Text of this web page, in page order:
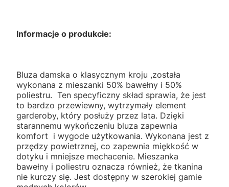
Informacje o produkcie:
Bluza damska o klasycznym kroju ,została
wykonana z mieszanki 50% bawełny i 50%
poliestru. Ten specyficzny skład sprawia, że jest
to bardzo przewiewny, wytrzymały element
garderoby, który posłuży przez lata. Dzięki
starannemu wykończeniu bluza zapewnia
komfort i wygode użytkowania. Wykonana jest z
przędzy powietrznej, co zapewnia miękkość w
dotyku i mniejsze mechacenie. Mieszanka
bawełny i poliestru oznacza również, że tkanina
nie kurczy się. Jest dostępny w szerokiej gamie